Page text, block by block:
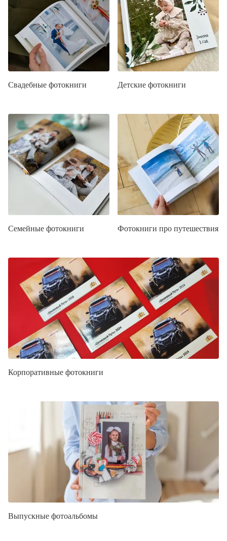
Свадебные фотокниги Детские фотокниги
Семейные фотокниги Фотокниги про путешествия
Корпоративные фотокниги
Выпускные фотоальбомы